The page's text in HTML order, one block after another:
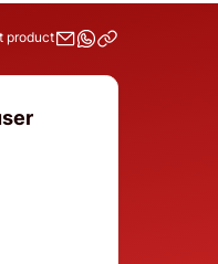
product